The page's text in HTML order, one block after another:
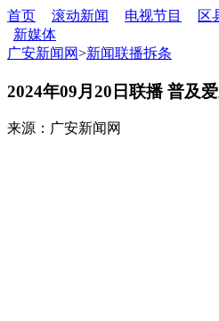
首页 滚动新闻 电视节目 区
新媒体
广安新闻网>新闻联播拆条
2024年09月20日联播 普及
来源：广安新闻网